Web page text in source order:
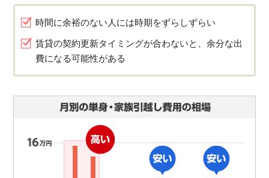
時間に余裕のない人には時期をずらしずらい
賃貸の契約更新タイミングが合わないと、余分な出
費になる可能性がある